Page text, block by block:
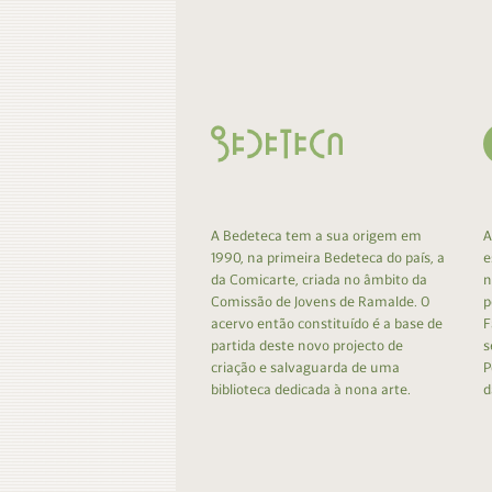
A Bedeteca tem a sua origem em
1990, na primeira Bedeteca do país, a
da Comicarte, criada no âmbito da
Comissão de Jovens de Ramalde. O
acervo então constituído é a base de
partida deste novo projecto de
criação e salvaguarda de uma
biblioteca dedicada à nona arte.